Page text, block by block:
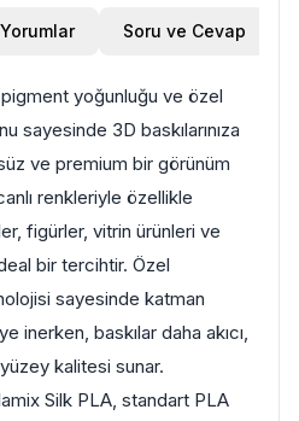
Yorumlar Soru ve Cevap
yoğunluğu ve özel
sayesinde 3D baskılarınıza
ve premium bir görünüm
canlı renkleriyle özellikle
figürler, vitrin ürünleri ve
bir tercihtir. Özel
sayesinde katman
inerken, baskılar daha akıcı,
kalitesi sunar.
Silk PLA, standart PLA